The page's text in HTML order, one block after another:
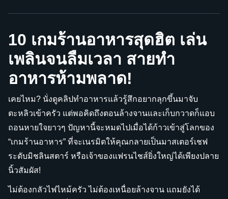
10 เกมร้านอาหารสุดฮิต เล่น
เพลินจนลืมเวลา สายทำ
อาหารห้ามพลาด!
เคยไหม? นั่งดูคลิปทำอาหารแล้วรู้สึกอยากลุกขึ้นมาจับ
ตะหลิวเข้าครัว แต่พอคิดถึงตอนล้างจานและเก็บกวาดก็แอบ
ถอนหายใจยาวๆ ปัญหานี้จะหมดไปเมื่อได้ก้าวเข้าสู่โลกของ
“เกมร้านอาหาร” ที่จะเนรมิตให้คุณกลายเป็นมาสเตอร์เชฟ
ระดับมิชลินสตาร์ หรือเจ้าของแฟรนไชส์ยิ่งใหญ่ได้เพียงปลาย
นิ้วสัมผัส!
ไม่ต้องกลัวไฟไหม้ครัว ไม่ต้องเหนื่อยล้างจาน แถมยังได้